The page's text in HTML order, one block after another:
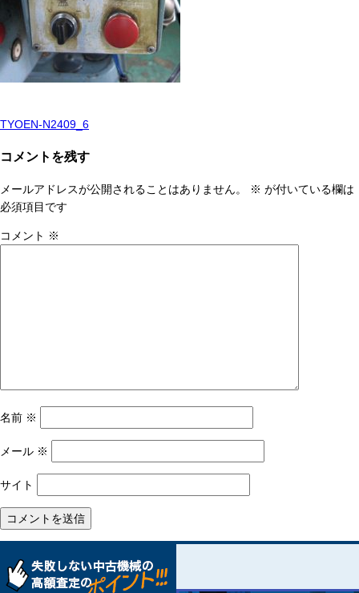
投
稿
ナ
ビ
ゲ
TYOEN-N2409_6
コメントを残す
メールアドレスが公開されることはありません。 ※ が付いている欄は
必須項目です
コメント ※
名前 ※
メール ※
サイト